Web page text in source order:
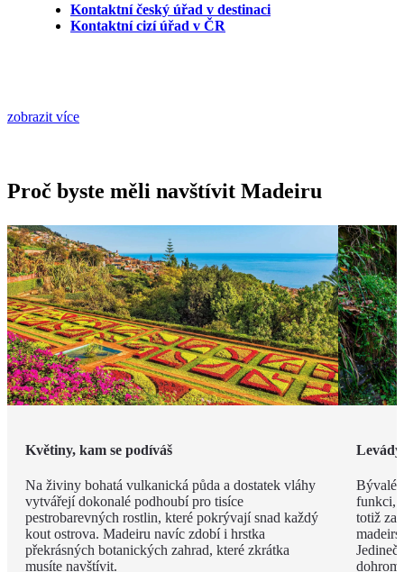
Kontaktní český úřad v destinaci
Kontaktní cizí úřad v ČR
zobrazit více
Proč byste měli navštívit Madeiru
Květiny, kam se podíváš
Na živiny bohatá vulkanická půda a dostatek vláhy
vytvářejí dokonalé podhoubí pro tisíce
pestrobarevných rostlin, které pokrývají snad každý
kout ostrova. Madeiru navíc zdobí i hrstka
překrásných botanických zahrad, které zkrátka
musíte navštívit.
Levády
Bývalé
funkci,
totiž